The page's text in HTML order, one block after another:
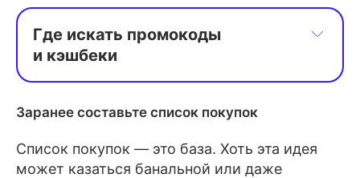
Где искать промокоды
и кэшбеки
Расширения для браузера;
Специальные сайты;
Социальные сети магазинов
и сервисов;
Заранее составьте список покупок
Список покупок — это база. Хоть эта идея
может казаться банальной или даже